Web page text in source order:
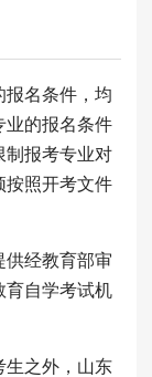
报名条件，均
业的报名条件
制报考专业对
按照开考文件
供经教育部审
育自学考试机
生之外，山东